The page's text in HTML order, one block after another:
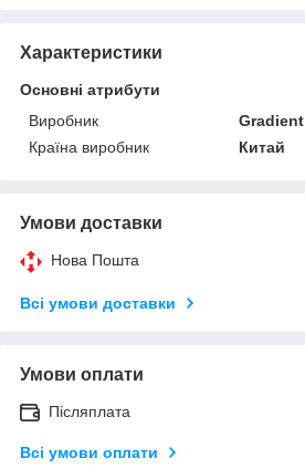
Характеристики
Основні атрибути
Виробник
Gradient
Країна виробник
Китай
Умови доставки
Нова Пошта
Всі умови доставки
Умови оплати
Післяплата
Всі умови оплати